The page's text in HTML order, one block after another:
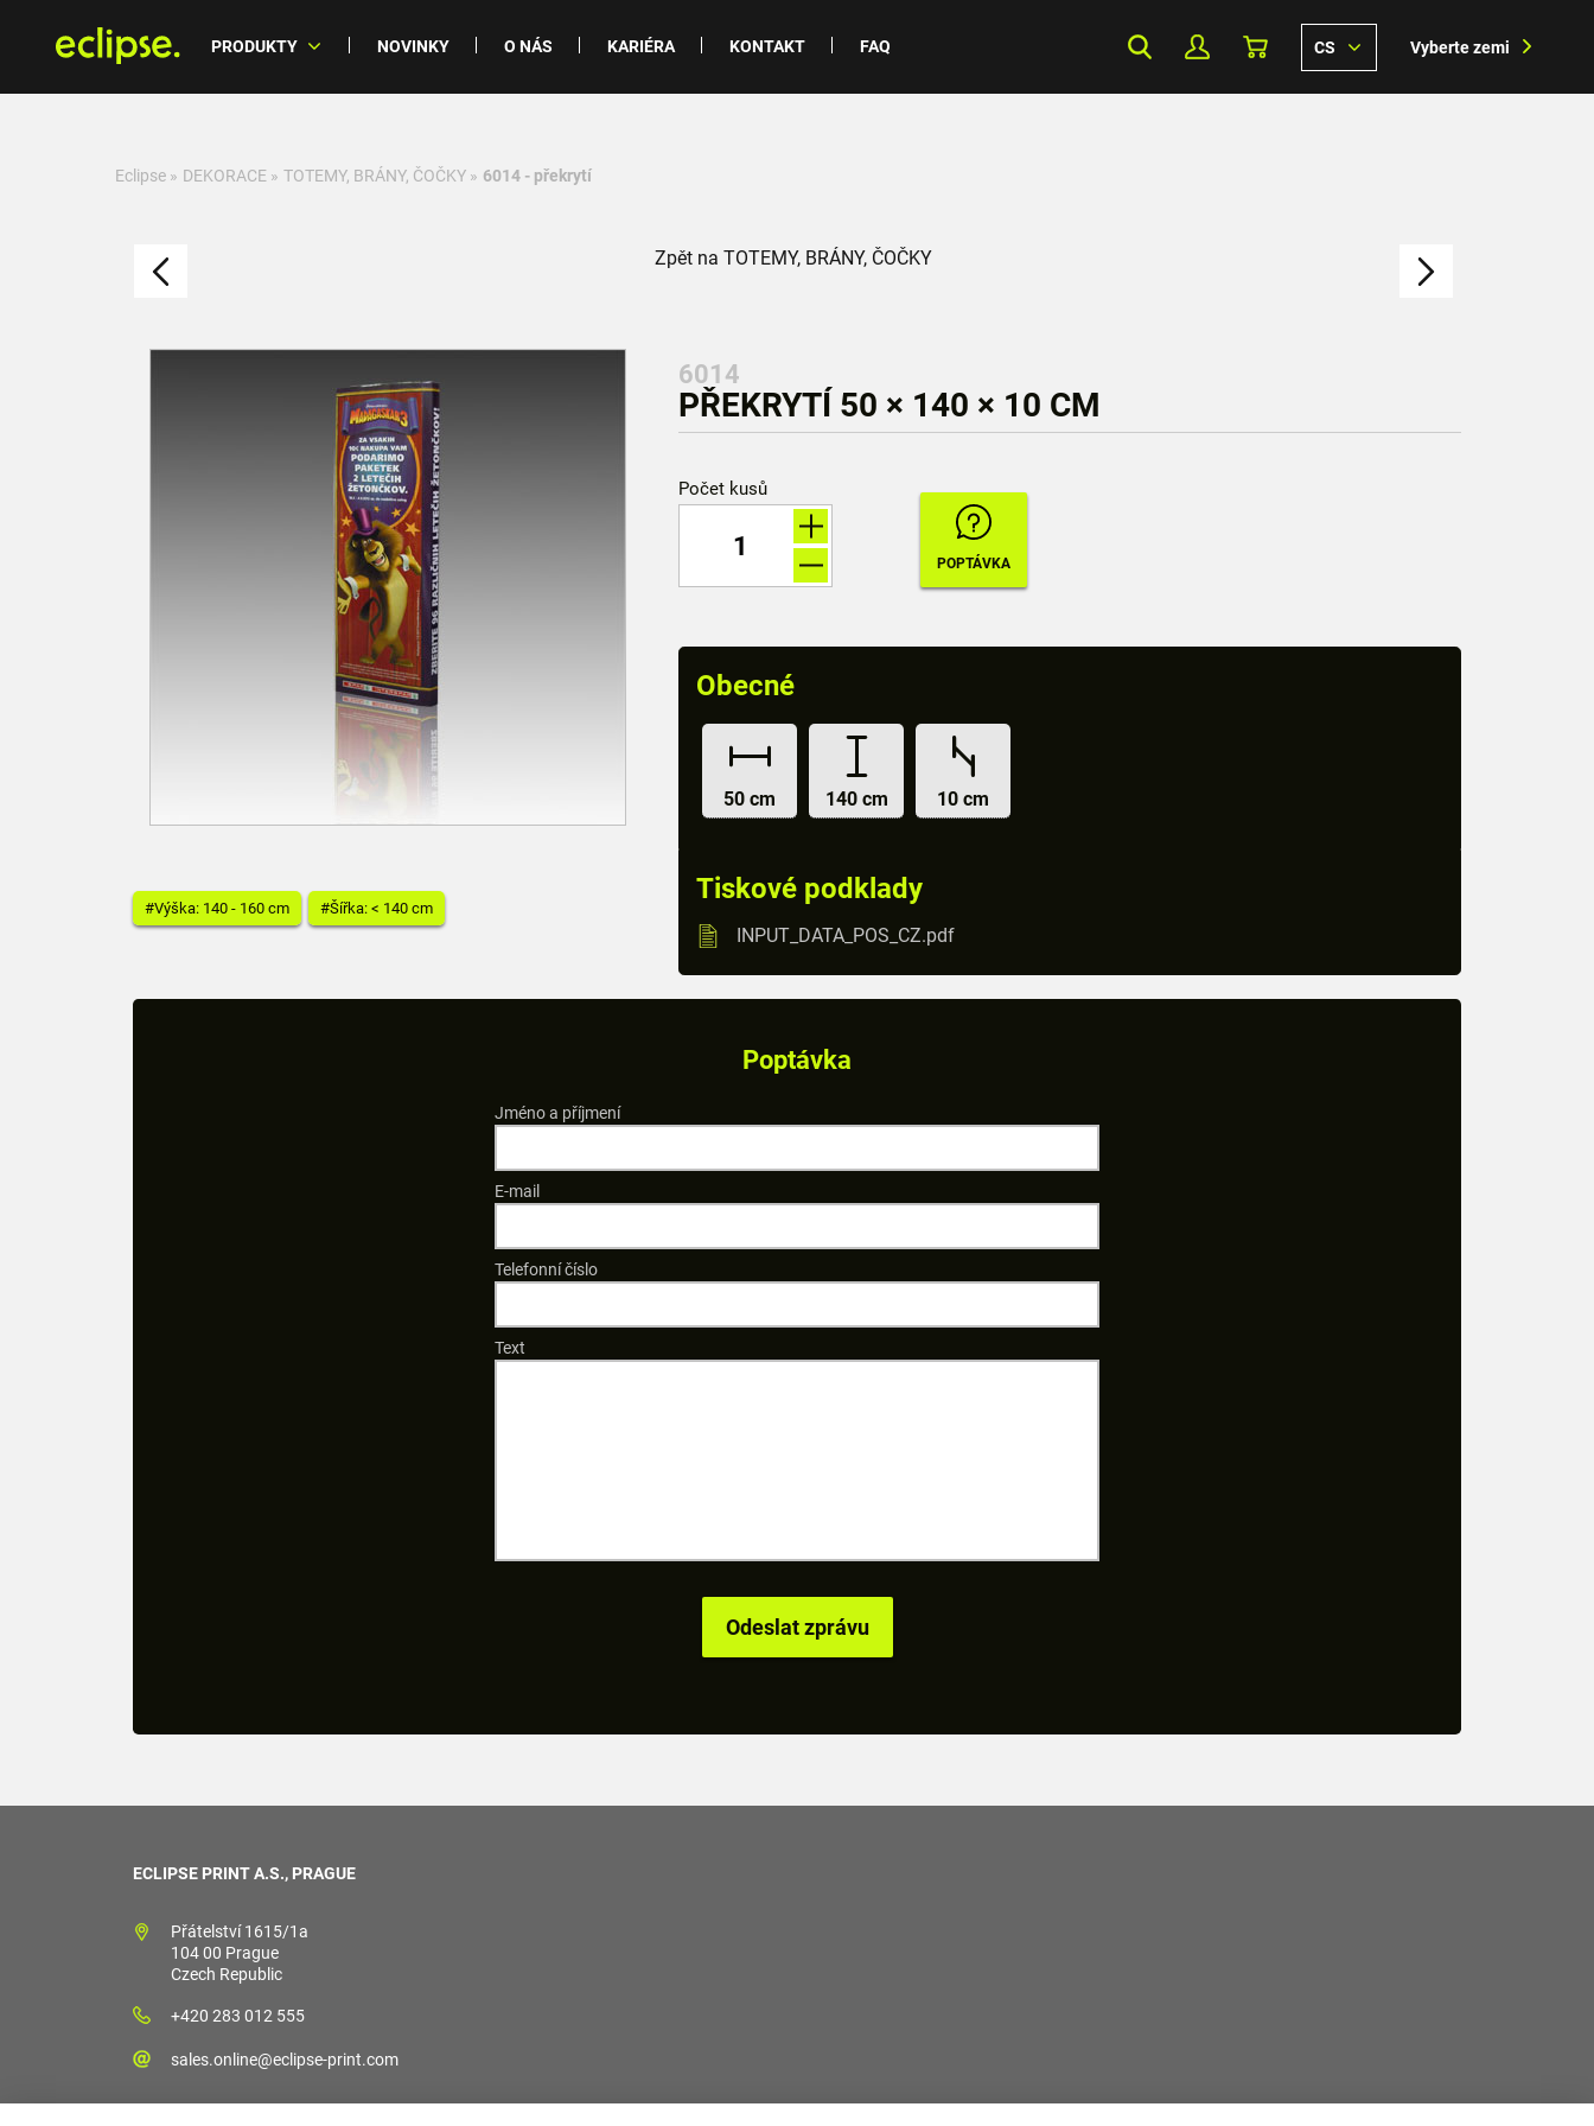
PRODUKTY NOVINKY O NÁS KARIÉRA KONTAKT FAQ CS Vyberte zemi
Eclipse » DEKORACE » TOTEMY, BRÁNY, ČOČKY » 6014 - překrytí
Zpět na TOTEMY, BRÁNY, ČOČKY
#Výška: 140 - 160 cm #Šířka: < 140 cm
6014
PŘEKRYTÍ 50 × 140 × 10 CM
Počet kusů
Obecné
50 cm 140 cm 10 cm
Tiskové podklady
INPUT_DATA_POS_CZ.pdf
Poptávka
Jméno a příjmení
E-mail
Telefonní číslo
Text
ECLIPSE PRINT A.S., PRAGUE
Přátelství 1615/1a
104 00 Prague
Czech Republic
+420 283 012 555
sales.online@eclipse-print.com